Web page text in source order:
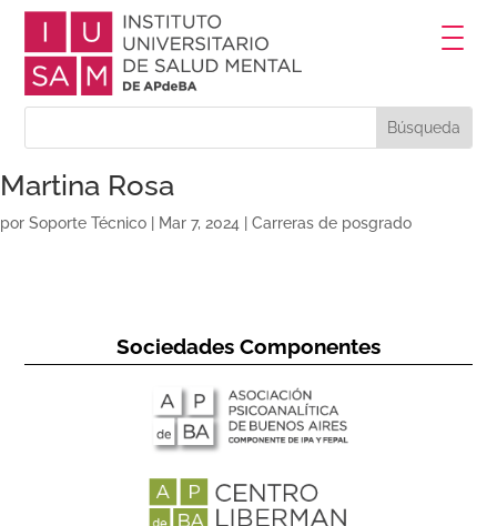
Martina Rosa
por Soporte Técnico Mar 7, 2024 Carreras de posgrado
Sociedades Componentes